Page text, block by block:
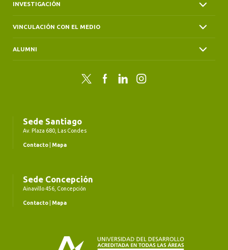
INVESTIGACIÓN
VINCULACIÓN CON EL MEDIO
ALUMNI
Twitter FacebookLinkedInInstagram
Sede Santiago
Av. Plaza 680, Las Condes
Contacto Mapa
Sede Concepción
Ainavillo 456, Concepción
Contacto Mapa